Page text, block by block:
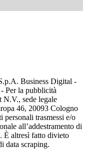
Business Digital -
Per la pubblicità
sede legale
46, 20093 Cologno
personali trasmessi e/o
all’addestramento di
È altresì fatto divieto
data scraping.